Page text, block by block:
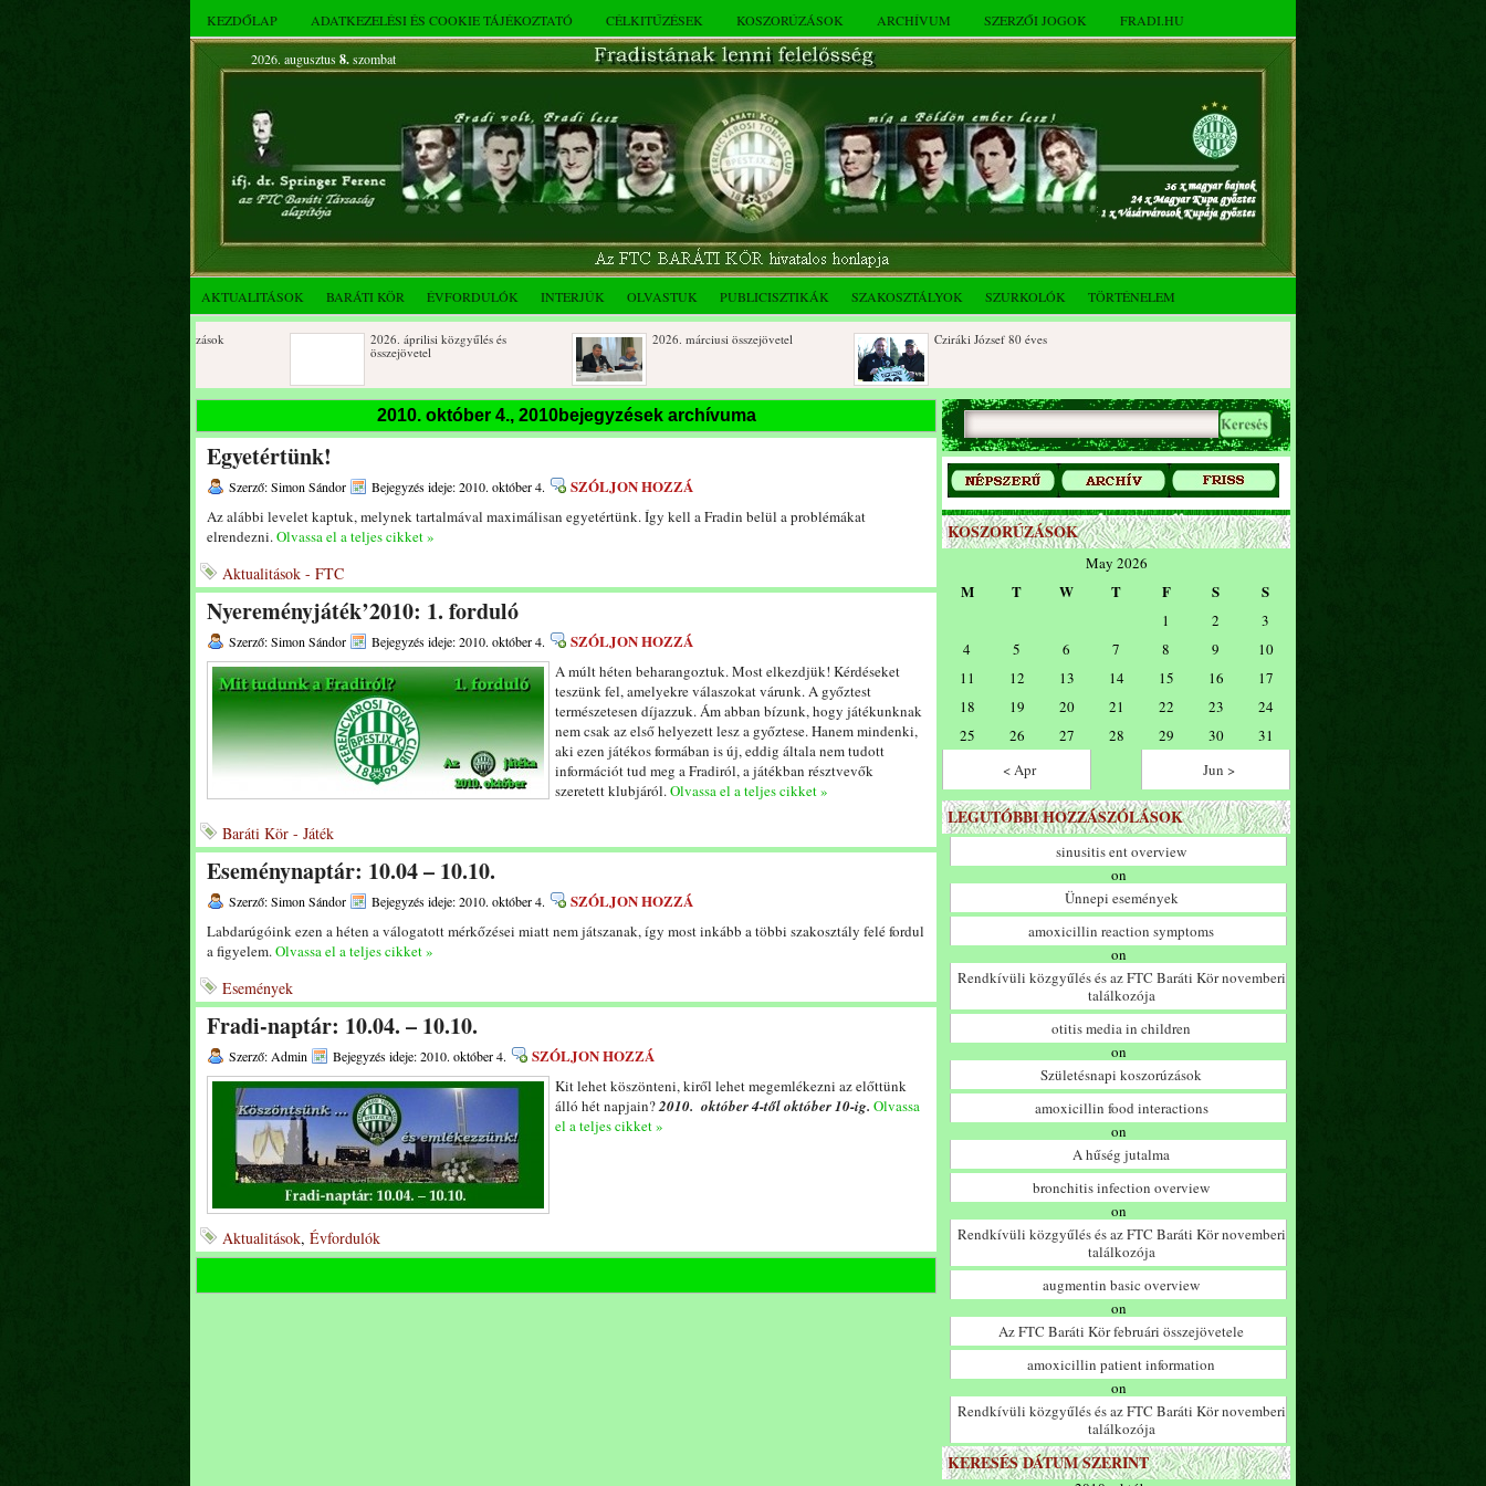
KEZDŐLAP ADATKEZELÉSI ÉS COOKIE TÁJÉKOZTATÓ CÉLKITŰZÉSEK KOSZORÚZÁSOK ARCHÍVUM SZERZŐI JOGOK FRADI.HU
2026. augusztus 8.szombat
AKTUALITÁSOK BARÁTI KÖR ÉVFORDULÓK INTERJÚK OLVASTUK PUBLICISZTIKÁK SZAKOSZTÁLYOK SZURKOLÓK TÖRTÉNELEM
Születésnapi koszorúzások
2026. áprilisi közgyűlés és
összejövetel
2026. márciusi összejövetel Cziráki József 80 éves
Születésnapi koszorúzások
Rendkívüli közgyűlés és a 2025.
novemberi összejövetel
Dálnoki József 90 éves
összejövetel
2010. október 4., 2010bejegyzések archívuma
Egyetértünk!
Szerző: Simon Sándor Bejegyzés ideje: 2010. október 4. SZÓLJON HOZZÁ
Az alábbi levelet kaptuk, melynek tartalmával maximálisan egyetértünk. Így kell a Fradin belül a problémákat
elrendezni.Olvassa el a teljes cikket »
Aktualitások - FTC
Nyereményjáték’2010: 1. forduló
Szerző: Simon Sándor Bejegyzés ideje: 2010. október 4. SZÓLJON HOZZÁ
A múlt héten beharangoztuk. Most elkezdjük! Kérdéseket
teszünk fel, amelyekre válaszokat várunk. A győztest
természetesen díjazzuk. Ám abban bízunk, hogy játékunknak
nem csak az első helyezett lesz a győztese. Hanem mindenki,
aki ezen játékos formában is új, eddig általa nem tudott
információt tud meg a Fradiról, a játékban résztvevők
szeretett klubjáról.Olvassa el a teljes cikket »
Baráti Kör - Játék
Eseménynaptár: 10.04 – 10.10.
Szerző: Simon Sándor Bejegyzés ideje: 2010. október 4. SZÓLJON HOZZÁ
Labdarúgóink ezen a héten a válogatott mérkőzései miatt nem játszanak, így most inkább a többi szakosztály felé fordul
a figyelem.Olvassa el a teljes cikket »
Események
Fradi-naptár: 10.04. – 10.10.
Szerző: Admin Bejegyzés ideje: 2010. október 4. SZÓLJON HOZZÁ
Kit lehet köszönteni, kiről lehet megemlékezni az előttünk
álló hét napjain?2010. október 4-től október 10-ig. Olvassa
el a teljes cikket »
Aktualitások, Évfordulók
KOSZORÚZÁSOK
May 2026
M T W T F S S
1 2
3
4
5 6 7 8 9
10
11
12 13 14 15 16
17
18
19 20 21 22 23
24
25
26 27 28 29 30
31
< Apr
Jun >
LEGUTÓBBI HOZZÁSZÓLÁSOK
sinusitis ent overview
on
Ünnepi események
amoxicillin reaction symptoms
on
Rendkívüli közgyűlés és az FTC Baráti Kör novemberi
találkozója
otitis media in children
on
Születésnapi koszorúzások
amoxicillin food interactions
on
A hűség jutalma
bronchitis infection overview
on
Rendkívüli közgyűlés és az FTC Baráti Kör novemberi
találkozója
augmentin basic overview
on
Az FTC Baráti Kör februári összejövetele
amoxicillin patient information
on
Rendkívüli közgyűlés és az FTC Baráti Kör novemberi
találkozója
KERESÉS DÁTUM SZERINT